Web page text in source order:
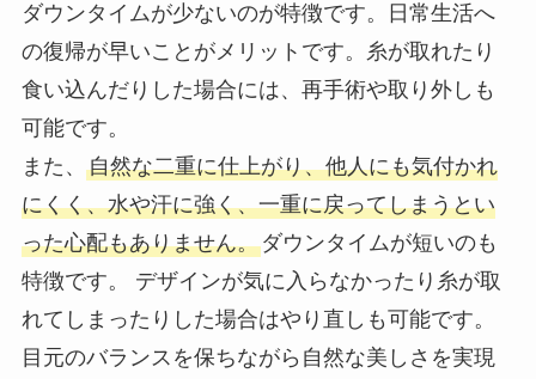
ダウンタイムが少ないのが特徴です。日常生活へ
の復帰が早いことがメリットです。糸が取れたり
食い込んだりした場合には、再手術や取り外しも
可能です。
また、 自然な二重に仕上がり、他人にも気付かれ
にくく、水や汗に強く、一重に戻ってしまうとい
った心配もありません。ダウンタイムが短いのも
特徴です。 デザインが気に入らなかったり糸が取
れてしまったりした場合はやり直しも可能です。
目元のバランスを保ちながら自然な美しさを実現